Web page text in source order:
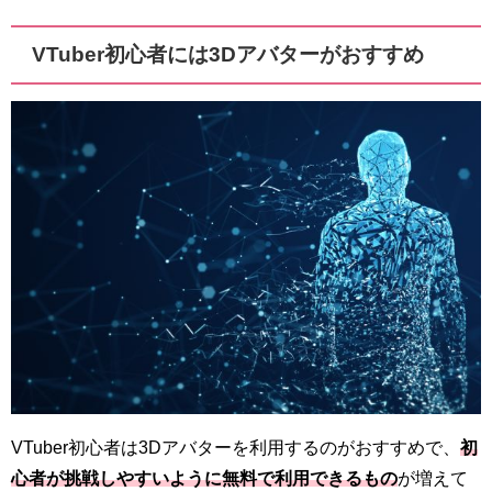
VTuber初心者には3Dアバターがおすすめ
VTuber初心者は3Dアバターを利用するのがおすすめで、 初
心者が挑戦しやすいように無料で利用できるものが増えて